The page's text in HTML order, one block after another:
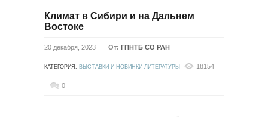
Климат в Сибири и на Дальнем
Востоке
20 декабря, 2023 От: ГПНТБ СО РАН
КАТЕГОРИЯ: ВЫСТАВКИ И НОВИНКИ ЛИТЕРАТУРЫ 18154
0